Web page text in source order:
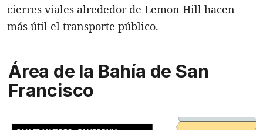
cierres viales alrededor de Lemon Hill hacen
más útil el transporte público.
Área de la Bahía de San
Francisco